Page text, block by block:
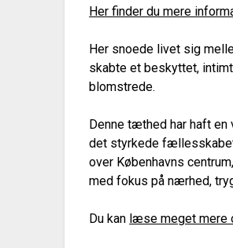
Her finder du mere
Her snoede livet sig
skabte et beskyttet,
blomstrede.
Denne tæthed har haft
det styrkede
over Københavns
med fokus på nærhed,
Du kan læse meget mere